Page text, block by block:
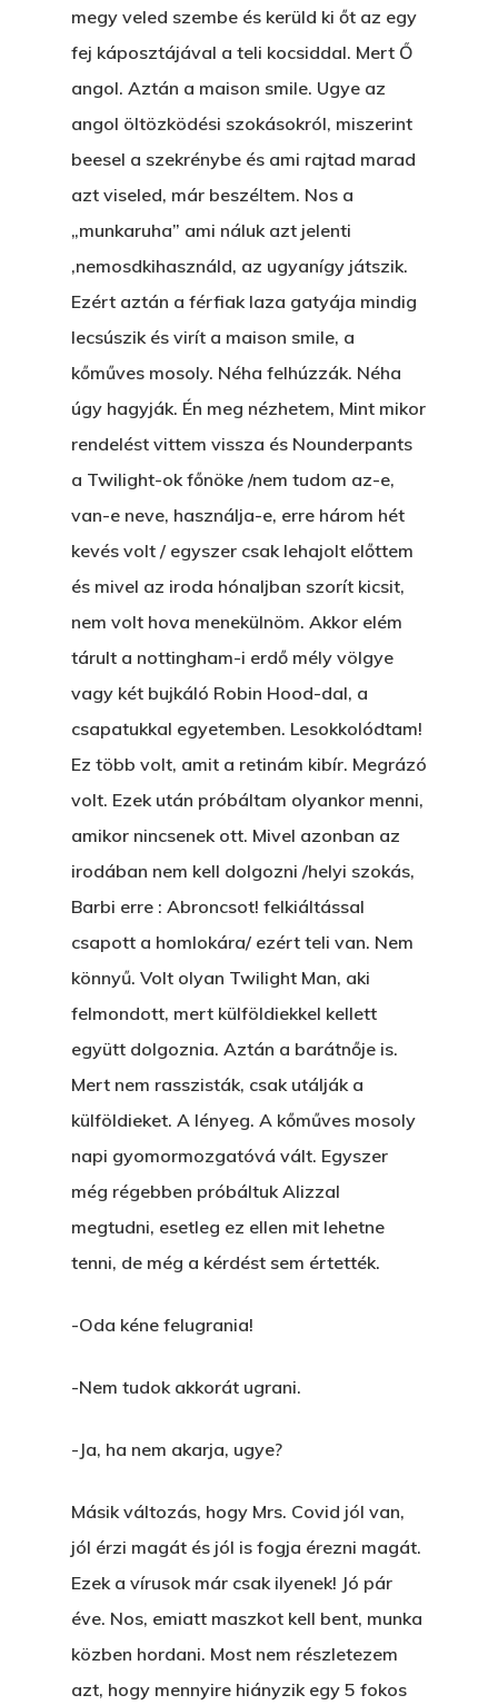
megy veled szembe és kerüld ki őt az egy
fej káposztájával a teli kocsiddal. Mert Ő
angol. Aztán a maison smile. Ugye az
angol öltözködési szokásokról, miszerint
beesel a szekrénybe és ami rajtad marad
azt viseled, már beszéltem. Nos a
„munkaruha” ami náluk azt jelenti
,nemosdkihasználd, az ugyanígy játszik.
Ezért aztán a férfiak laza gatyája mindig
lecsúszik és virít a maison smile, a
kőműves mosoly. Néha felhúzzák. Néha
úgy hagyják. Én meg nézhetem, Mint mikor
rendelést vittem vissza és Nounderpants
a Twilight-ok főnöke /nem tudom az-e,
van-e neve, használja-e, erre három hét
kevés volt / egyszer csak lehajolt előttem
és mivel az iroda hónaljban szorít kicsit,
nem volt hova menekülnöm. Akkor elém
tárult a nottingham-i erdő mély völgye
vagy két bujkáló Robin Hood-dal, a
csapatukkal egyetemben. Lesokkolódtam!
Ez több volt, amit a retinám kibír. Megrázó
volt. Ezek után próbáltam olyankor menni,
amikor nincsenek ott. Mivel azonban az
irodában nem kell dolgozni /helyi szokás,
Barbi erre : Abroncsot! felkiáltással
csapott a homlokára/ ezért teli van. Nem
könnyű. Volt olyan Twilight Man, aki
felmondott, mert külföldiekkel kellett
együtt dolgoznia. Aztán a barátnője is.
Mert nem rasszisták, csak utálják a
külföldieket. A lényeg. A kőműves mosoly
napi gyomormozgatóvá vált. Egyszer
még régebben próbáltuk Alizzal
megtudni, esetleg ez ellen mit lehetne
tenni, de még a kérdést sem értették.
-Oda kéne felugrania!
-Nem tudok akkorát ugrani.
-Ja, ha nem akarja, ugye?
Másik változás, hogy Mrs. Covid jól van,
jól érzi magát és jól is fogja érezni magát.
Ezek a vírusok már csak ilyenek! Jó pár
éve. Nos, emiatt maszkot kell bent, munka
közben hordani. Most nem részletezem
azt, hogy mennyire hiányzik egy 5 fokos
Bolt
A Veszett Ügy
Szerelem És…
A Jóember
A Vér Nem Válik Vízzé
Novellák
Álomszekrény
Eltojtuk Nyuszi
Rólam
Blog
Bristolt Látni
Feliratkozás